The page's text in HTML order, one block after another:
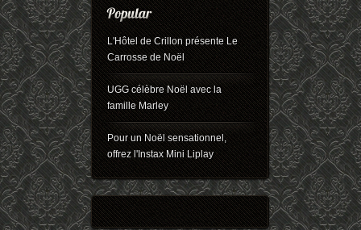
L'Hôtel de Crillon présente Le
Carrosse de Noël
UGG célèbre Noël avec la
famille Marley
Pour un Noël sensationnel,
offrez l'Instax Mini Liplay